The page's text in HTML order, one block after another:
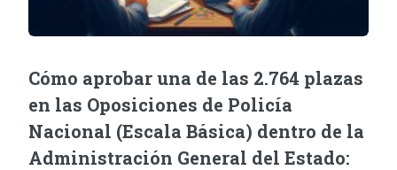
Cómo aprobar una de las 2.764 plazas
en las Oposiciones de Policía
Nacional (Escala Básica) dentro de la
Administración General del Estado: